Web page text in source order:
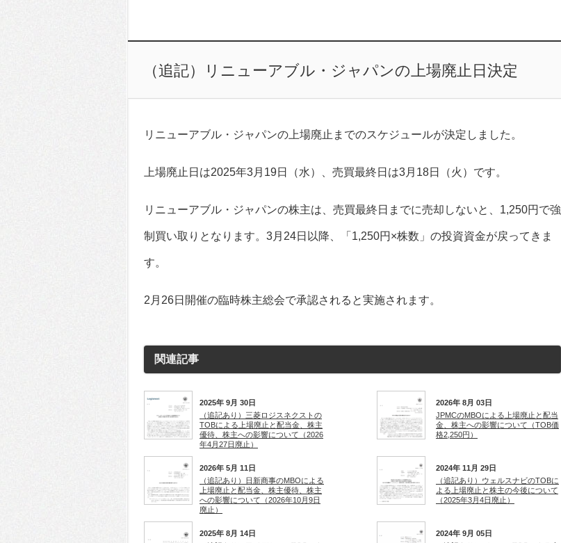
（追記）リニューアブル・ジャパンの上場廃止日決定
リニューアブル・ジャパンの上場廃止までのスケジュールが決定しました。
上場廃止日は2025年3月19日（水）、売買最終日は3月18日（火）です。
リニューアブル・ジャパンの株主は、売買最終日までに売却しないと、1,250円で強
制買い取りとなります。3月24日以降、「1,250円×株数」の投資資金が戻ってきま
す。
2月26日開催の臨時株主総会で承認されると実施されます。
関連記事
2025年 9月 30日
（追記あり）三菱ロジスネクストの
TOBによる上場廃止と配当金、株主
優待、株主への影響について（2026
年4月27日廃止）
2026年 8月 03日
JPMCのMBOによる上場廃止と配当
金、株主への影響について（TOB価
格2,250円）
2026年 5月 11日
（追記あり）日新商事のMBOによる
上場廃止と配当金、株主優待、株主
への影響について（2026年10月9日
廃止）
2024年 11月 29日
（追記あり）ウェルスナビのTOBに
よる上場廃止と株主の今後について
（2025年3月4日廃止）
2025年 8月 14日
2024年 9月 05日